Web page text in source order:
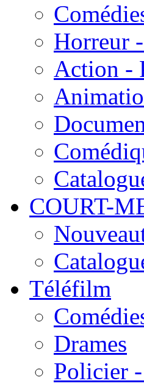
Horreur
Action -
COURT-
Téléfilm
Drames
Policier